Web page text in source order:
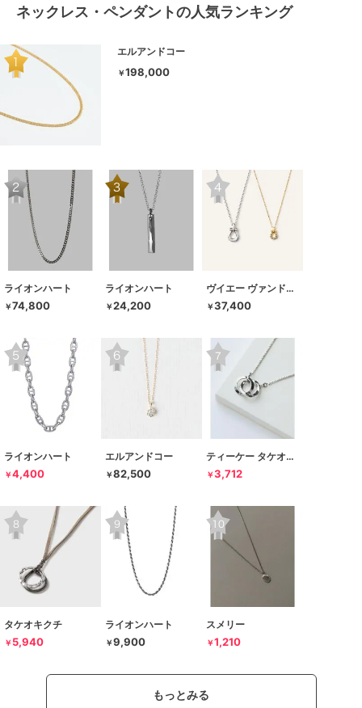
ネックレス・ペンダントの人気ランキング
エルアンドコー
￥198,000
ライオンハート
￥74,800
ライオンハート
￥24,200
ヴイエー ヴァンドーム青山
￥37,400
ライオンハート
￥4,400
エルアンドコー
￥82,500
ティーケー タケオキクチ
￥3,712
タケオキクチ
￥ 5,940
ライオンハート
￥9,900
スメリー
￥1,210
もっとみる